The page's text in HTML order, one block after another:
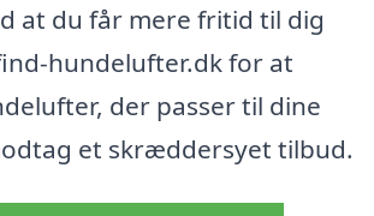
at du får mere fritid til dig
hundelufter.dk for at
der passer til dine
et skræddersyet tilbud.